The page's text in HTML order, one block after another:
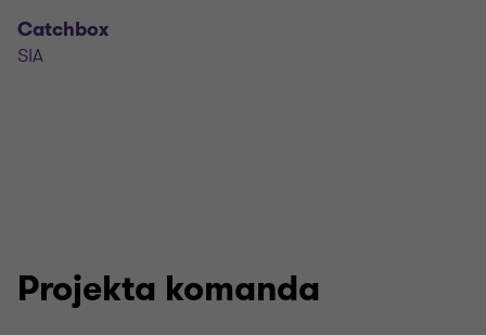
Catchbox
SIA
Projekta komanda